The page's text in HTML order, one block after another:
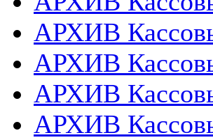
АРХИВ
АРХИВ
АРХИВ
АРХИВ